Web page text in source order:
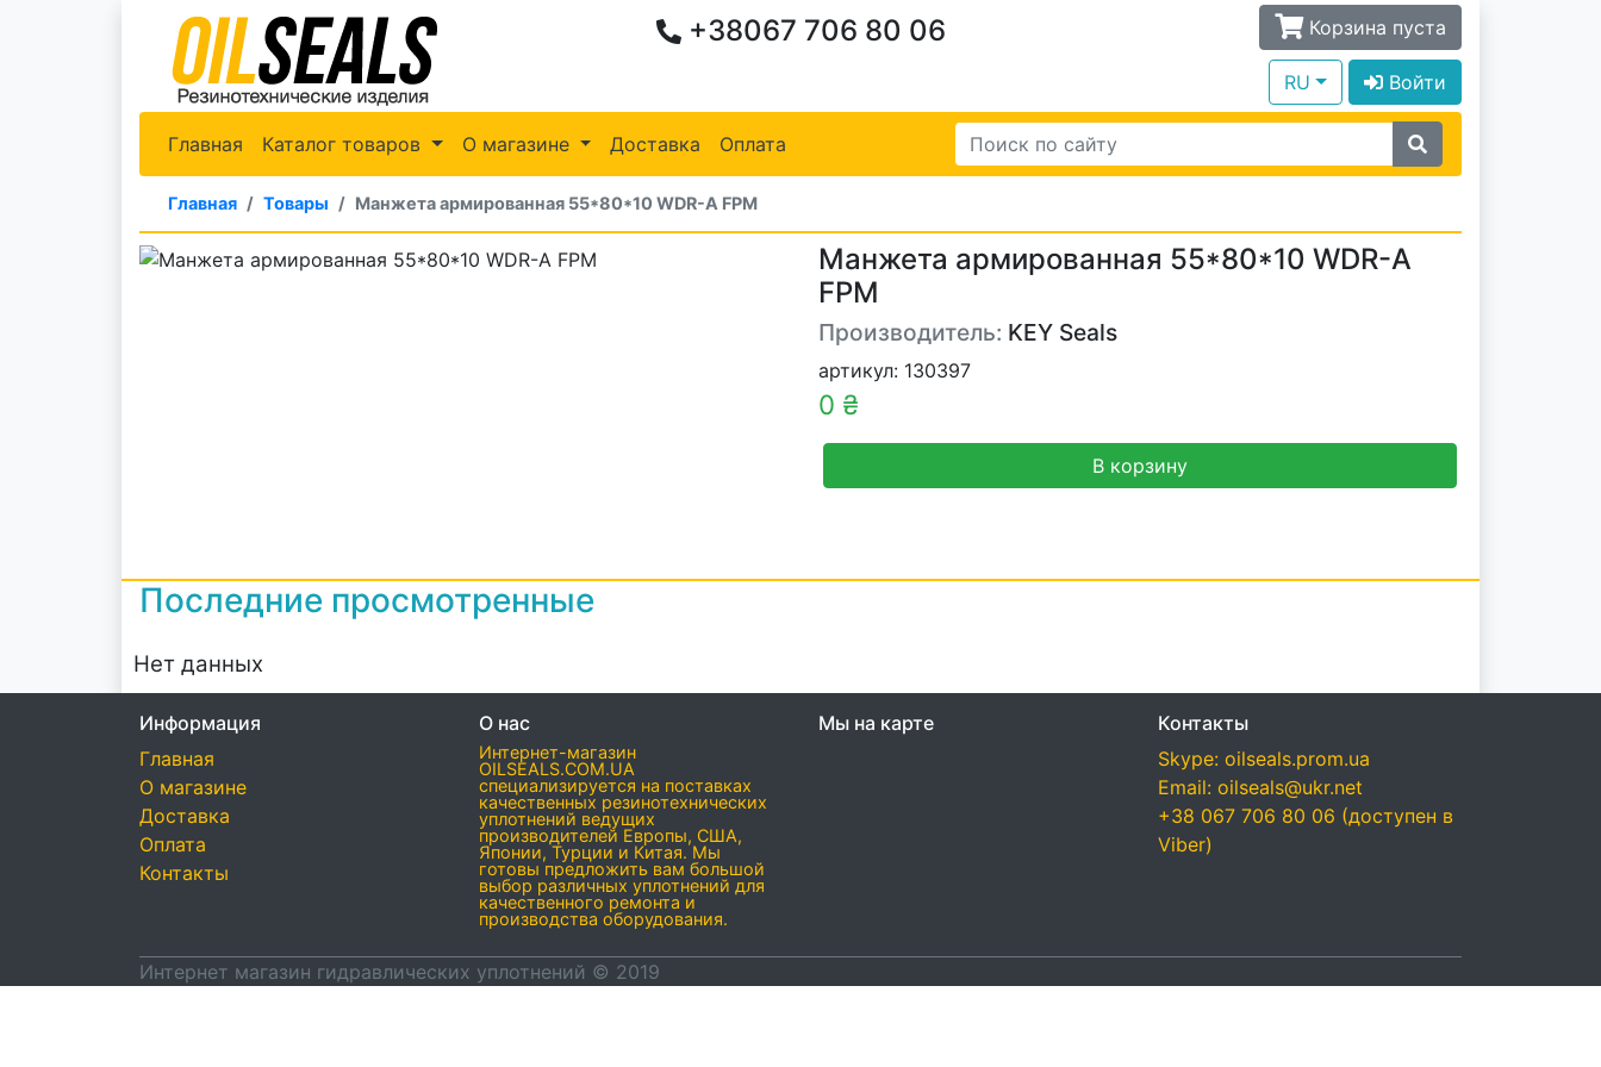
+38067 706 80 06 Корзина пуста
RU Войти
Главная Каталог товаров О магазине Доставка Оплата
Главная Товары Манжета армированная 55*80*10 WDR-A FPM
Манжета армированная 55*80*10 WDR-A
FPM
Производитель: KEY Seals
артикул: 130397
0 ₴
В корзину
Последние просмотренные
Нет данных
Информация
Главная
О магазине
Доставка
Оплата
Контакты
О нас
Интернет-магазин
OILSEALS.COM.UA
специализируется на поставках
качественных резинотехнических
уплотнений ведущих
производителей Европы, США,
Японии, Турции и Китая. Мы
готовы предложить вам большой
выбор различных уплотнений для
качественного ремонта и
производства оборудования.
Мы на карте
Контакты
Skype: oilseals.prom.ua
Email: oilseals@ukr.net
+38 067 706 80 06 (доступен в
Viber)
Интернет магазин гидравлических уплотнений © 2019